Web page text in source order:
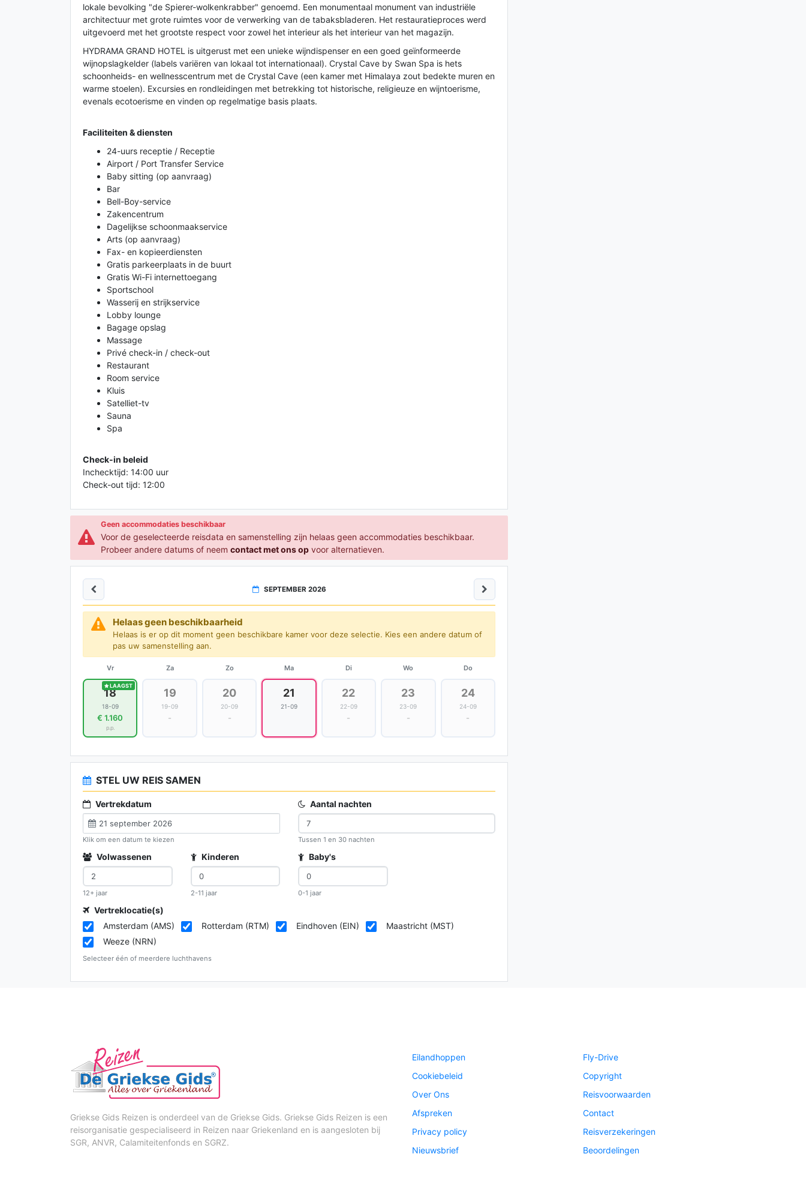
lokale bevolking "de Spierer-wolkenkrabber" genoemd. Een monumentaal monument van industriële
architectuur met grote ruimtes voor de verwerking van de tabaksbladeren. Het restauratieproces werd
uitgevoerd met het grootste respect voor zowel het interieur als het interieur van het magazijn.
HYDRAMA GRAND HOTEL is uitgerust met een unieke wijndispenser en een goed geïnformeerde
wijnopslagkelder (labels variëren van lokaal tot internationaal). Crystal Cave by Swan Spa is hets
schoonheids- en wellnesscentrum met de Crystal Cave (een kamer met Himalaya zout bedekte muren en
warme stoelen). Excursies en rondleidingen met betrekking tot historische, religieuze en wijntoerisme,
evenals ecotoerisme en vinden op regelmatige basis plaats.
Faciliteiten & diensten
24-uurs receptie / Receptie
Airport / Port Transfer Service
Baby sitting (op aanvraag)
Bar
Bell-Boy-service
Zakencentrum
Dagelijkse schoonmaakservice
Arts (op aanvraag)
Fax- en kopieerdiensten
Gratis parkeerplaats in de buurt
Gratis Wi-Fi internettoegang
Sportschool
Wasserij en strijkservice
Lobby lounge
Bagage opslag
Massage
Privé check-in / check-out
Restaurant
Room service
Kluis
Satelliet-tv
Sauna
Spa
Check-in beleid
Inchecktijd: 14:00 uur
Check-out tijd: 12:00
Geen accommodaties beschikbaar
Voor de geselecteerde reisdata en samenstelling zijn helaas geen accommodaties beschikbaar.
Probeer andere datums of neem contact met ons opvoor alternatieven.
SEPTEMBER 2026
Helaas geen beschikbaarheid
Helaas is er op dit moment geen beschikbare kamer voor deze selectie. Kies een andere datum of
pas uw samenstelling aan.
Vr Za Zo Ma Di Wo Do
LAAGST
18
18-09
€ 1.160
p.p.
19
19-09
-
20
20-09
-
21
21-09
22
22-09
-
23
23-09
-
24
24-09
-
STEL UW REIS SAMEN
Vertrekdatum
Klik om een datum te kiezen
Aantal nachten
Tussen 1 en 30 nachten
Volwassenen
12+ jaar
Kinderen
2-11 jaar
Baby's
0-1 jaar
Vertreklocatie(s)
Amsterdam (AMS)
Rotterdam (RTM) Eindhoven (EIN)
Maastricht (MST)
Weeze (NRN)
Selecteer één of meerdere luchthavens
Griekse Gids Reizen is onderdeel van de Griekse Gids. Griekse Gids Reizen is een
reisorganisatie gespecialiseerd in Reizen naar Griekenland en is aangesloten bij
SGR, ANVR, Calamiteitenfonds en SGRZ.
Eilandhoppen
Fly-Drive
Cookiebeleid
Copyright
Over Ons
Reisvoorwaarden
Afspreken
Contact
Privacy policy
Reisverzekeringen
Nieuwsbrief
Beoordelingen